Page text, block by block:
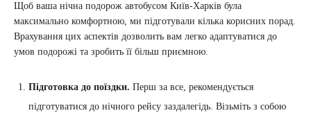
Щоб ваша нічна подорож автобусом Київ-Харків була
максимально комфортною, ми підготували кілька корисних порад.
Врахування цих аспектів дозволить вам легко адаптуватися до
умов подорожі та зробить її більш приємною.
Підготовка до поїздки. Перш за все, рекомендується
підготуватися до нічного рейсу заздалегідь. Візьміть з собою